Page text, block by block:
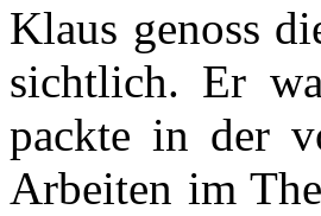
Klaus genoss
sichtlich. Er
packte in der
Arbeiten im